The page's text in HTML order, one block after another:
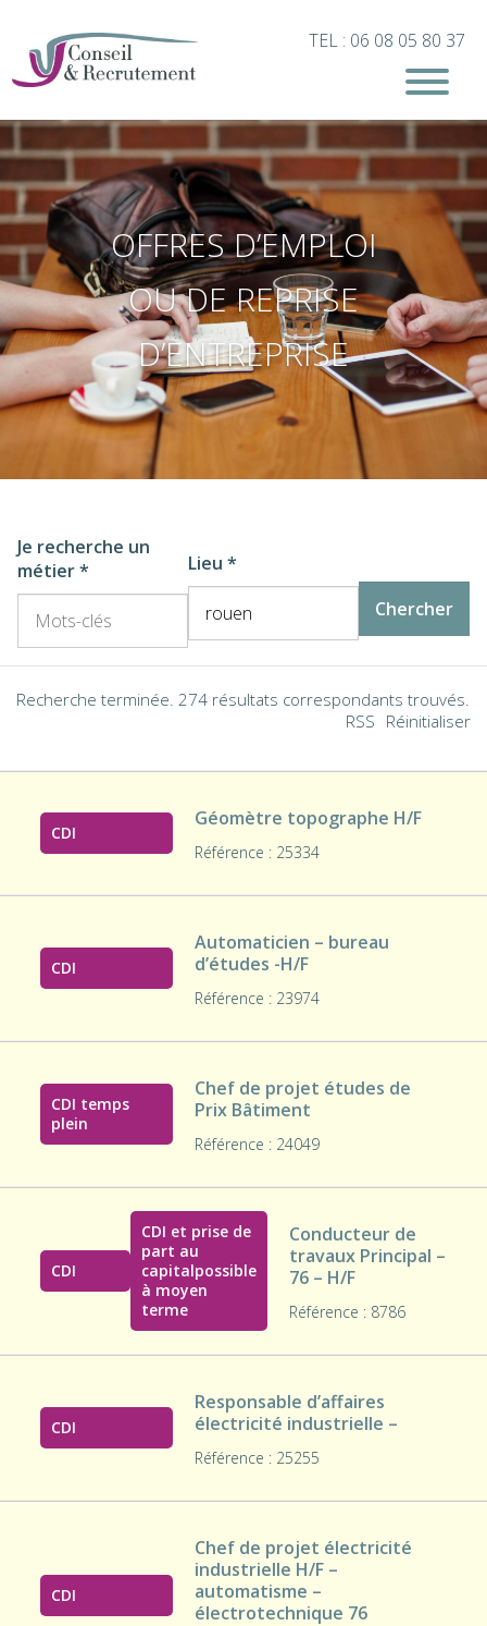
TEL : 06 08 05 80 37
OFFRES D’EMPLOI
OU DE REPRISE
D’ENTREPRISE
Recherche terminée. 274 résultats correspondants trouvés.
Réinitialiser
RSS
CDI
Géomètre topographe H/F
Référence : 25334
CDI
Automaticien – bureau
d’études -H/F
Référence : 23974
CDI temps
plein
Chef de projet études de
Prix Bâtiment
Référence : 24049
CDI
CDI et prise de
part au
capitalpossible
à moyen
terme
Conducteur de
travaux Principal –
76 – H/F
Référence : 8786
CDI
Responsable d’affaires
électricité industrielle –
Référence : 25255
CDI
Chef de projet électricité
industrielle H/F –
automatisme –
électrotechnique 76